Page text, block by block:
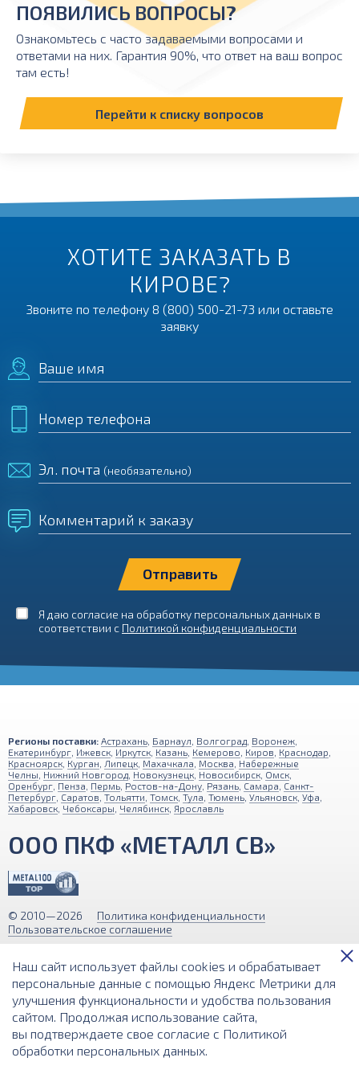
ХОТИТЕ ЗАКАЗАТЬ В
КИРОВЕ?
Звоните по телефону 8 (800) 500-21-73 или оставьте
заявку
Ваше имя
Номер телефона
Эл. почта (необязательно)
Комментарий к заказу
Я даю согласие на обработку персональных данных в
соответствии с Политикой конфиденциальности
ПОЯВИЛИСЬ ВОПРОСЫ?
Ознакомьтесь с часто задаваемыми вопросами и
ответами на них. Гарантия 90%, что ответ на ваш вопрос
там есть!
Перейти к списку вопросов
Регионы поставки: Астрахань Барнаул Волгоград Воронеж
Екатеринбург Ижевск Иркутск Казань Кемерово Киров Краснодар
Красноярск Курган Липецк Махачкала Москва Набережные
Челны Нижний Новгород Новокузнецк Новосибирск Омск
Оренбург Пенза Пермь Ростов-на-Дону Рязань Самара Санкт-
Петербург Саратов Тольятти Томск Тула Тюмень Ульяновск Уфа
Хабаровск Чебоксары Челябинск Ярославль
ООО ПКФ «МЕТАЛЛ СВ»
© 2010—2026
Политика конфиденциальности
Пользовательское соглашение
на этом интернет-сайте носит исключительно информационный
характер и ни при каких условиях не является публичной офертой,
определяемой положениями Статьи 437 (2) Гражданского кодекса РФ.
Разработка и поддержка сайта
Наш сайт использует файлы cookies и обрабатывает
персональные данные с помощью Яндекс Метрики для
улучшения функциональности и удобства пользования
сайтом. Продолжая использование сайта,
вы подтверждаете свое согласие с Политикой
обработки персональных данных.